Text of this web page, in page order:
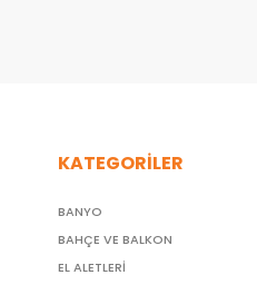
KATEGORİLER
BANYO
BAHÇE VE BALKON
EL ALETLERİ